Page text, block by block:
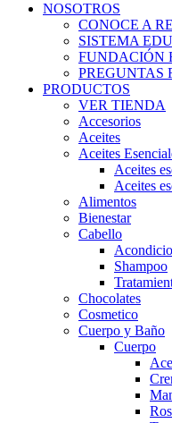
NOSOTROS
CONOCE A
SISTEMA
FUNDACIÓN
PREGUNTAS
PRODUCTOS
VER TIENDA
Accesorios
Aceites
Aceites
Aceites
Aceites
Alimentos
Bienestar
Cabello
Shampoo
Chocolates
Cosmetico
Cuerpo y Baño
Cuerpo